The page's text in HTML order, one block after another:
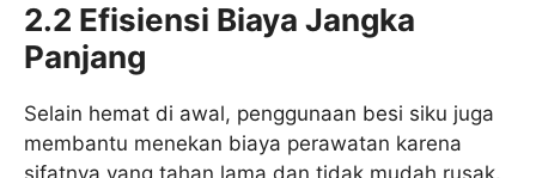
2.2 Efisiensi Biaya Jangka
Panjang
Selain hemat di awal, penggunaan besi siku juga
membantu menekan biaya perawatan karena